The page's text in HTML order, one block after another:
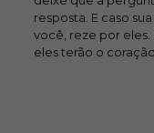
resposta. E caso
você, reze por
eles terão o